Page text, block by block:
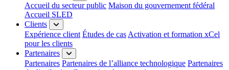
Accueil du secteur public Maison du gouvernement fédéral
Accueil SLED
Clients
Expérience client Études de cas Activation et formation xCel
pour les clients
Partenaires
Partenaires Partenaires de l’alliance technologique Partenaires